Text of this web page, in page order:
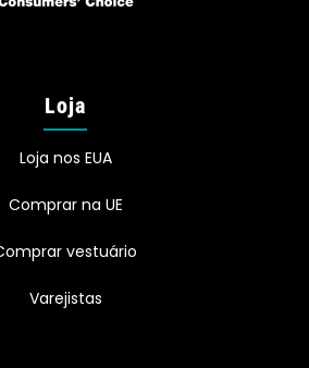
Loja
Loja nos EUA
Comprar na UE
vestuário
Varejistas